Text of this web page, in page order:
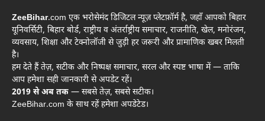
ZeeBihar.com एक भरोसेमंद डिजिटल न्यूज़ प्लेटफ़ॉर्म है, जहाँ आपको बिहार
यूनिवर्सिटी, बिहार बोर्ड, राष्ट्रीय व अंतर्राष्ट्रीय समाचार, राजनीति, खेल, मनोरंजन,
व्यवसाय, शिक्षा और टेक्नोलॉजी से जुड़ी हर जरूरी और प्रामाणिक खबर मिलती
है।
हम देते हैं तेज़, सटीक और निष्पक्ष समाचार, सरल और स्पष्ट भाषा में — ताकि
आप हमेशा सही जानकारी से अपडेट रहें।
2019 से अब तक — सबसे तेज़, सबसे सटीक।
ZeeBihar.com के साथ रहें हमेशा अपडेटेड।